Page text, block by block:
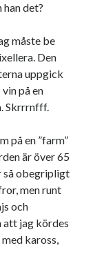
det?
måste be
Den
uppgick
på en
Skrrrnfff.
på en ”farm”
är över 65
så obegripligt
men runt
och
att jag kördes
kaross,